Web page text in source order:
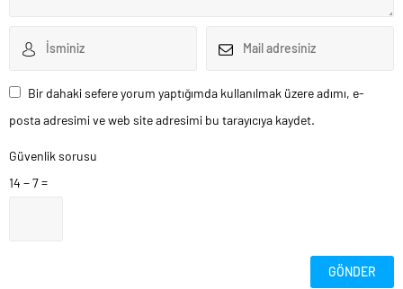
Bir dahaki sefere yorum yaptığımda kullanılmak üzere adımı, e-
posta adresimi ve web site adresimi bu tarayıcıya kaydet.
Güvenlik sorusu
14 − 7 =